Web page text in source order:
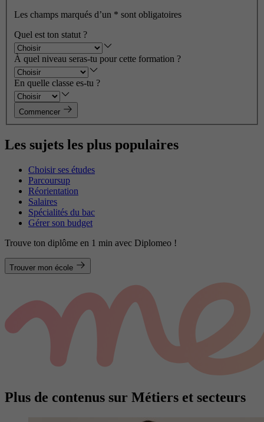
Les champs marqués d’un * sont obligatoires
Quel est ton statut ?
À quel niveau seras-tu pour cette formation ?
En quelle classe es-tu ?
Commencer
Les sujets les plus populaires
Choisir ses études
Parcoursup
Réorientation
Salaires
Spécialités du bac
Gérer son budget
Trouve ton diplôme en 1 min avec Diplomeo !
Trouver mon école
Plus de contenus sur Métiers et secteurs